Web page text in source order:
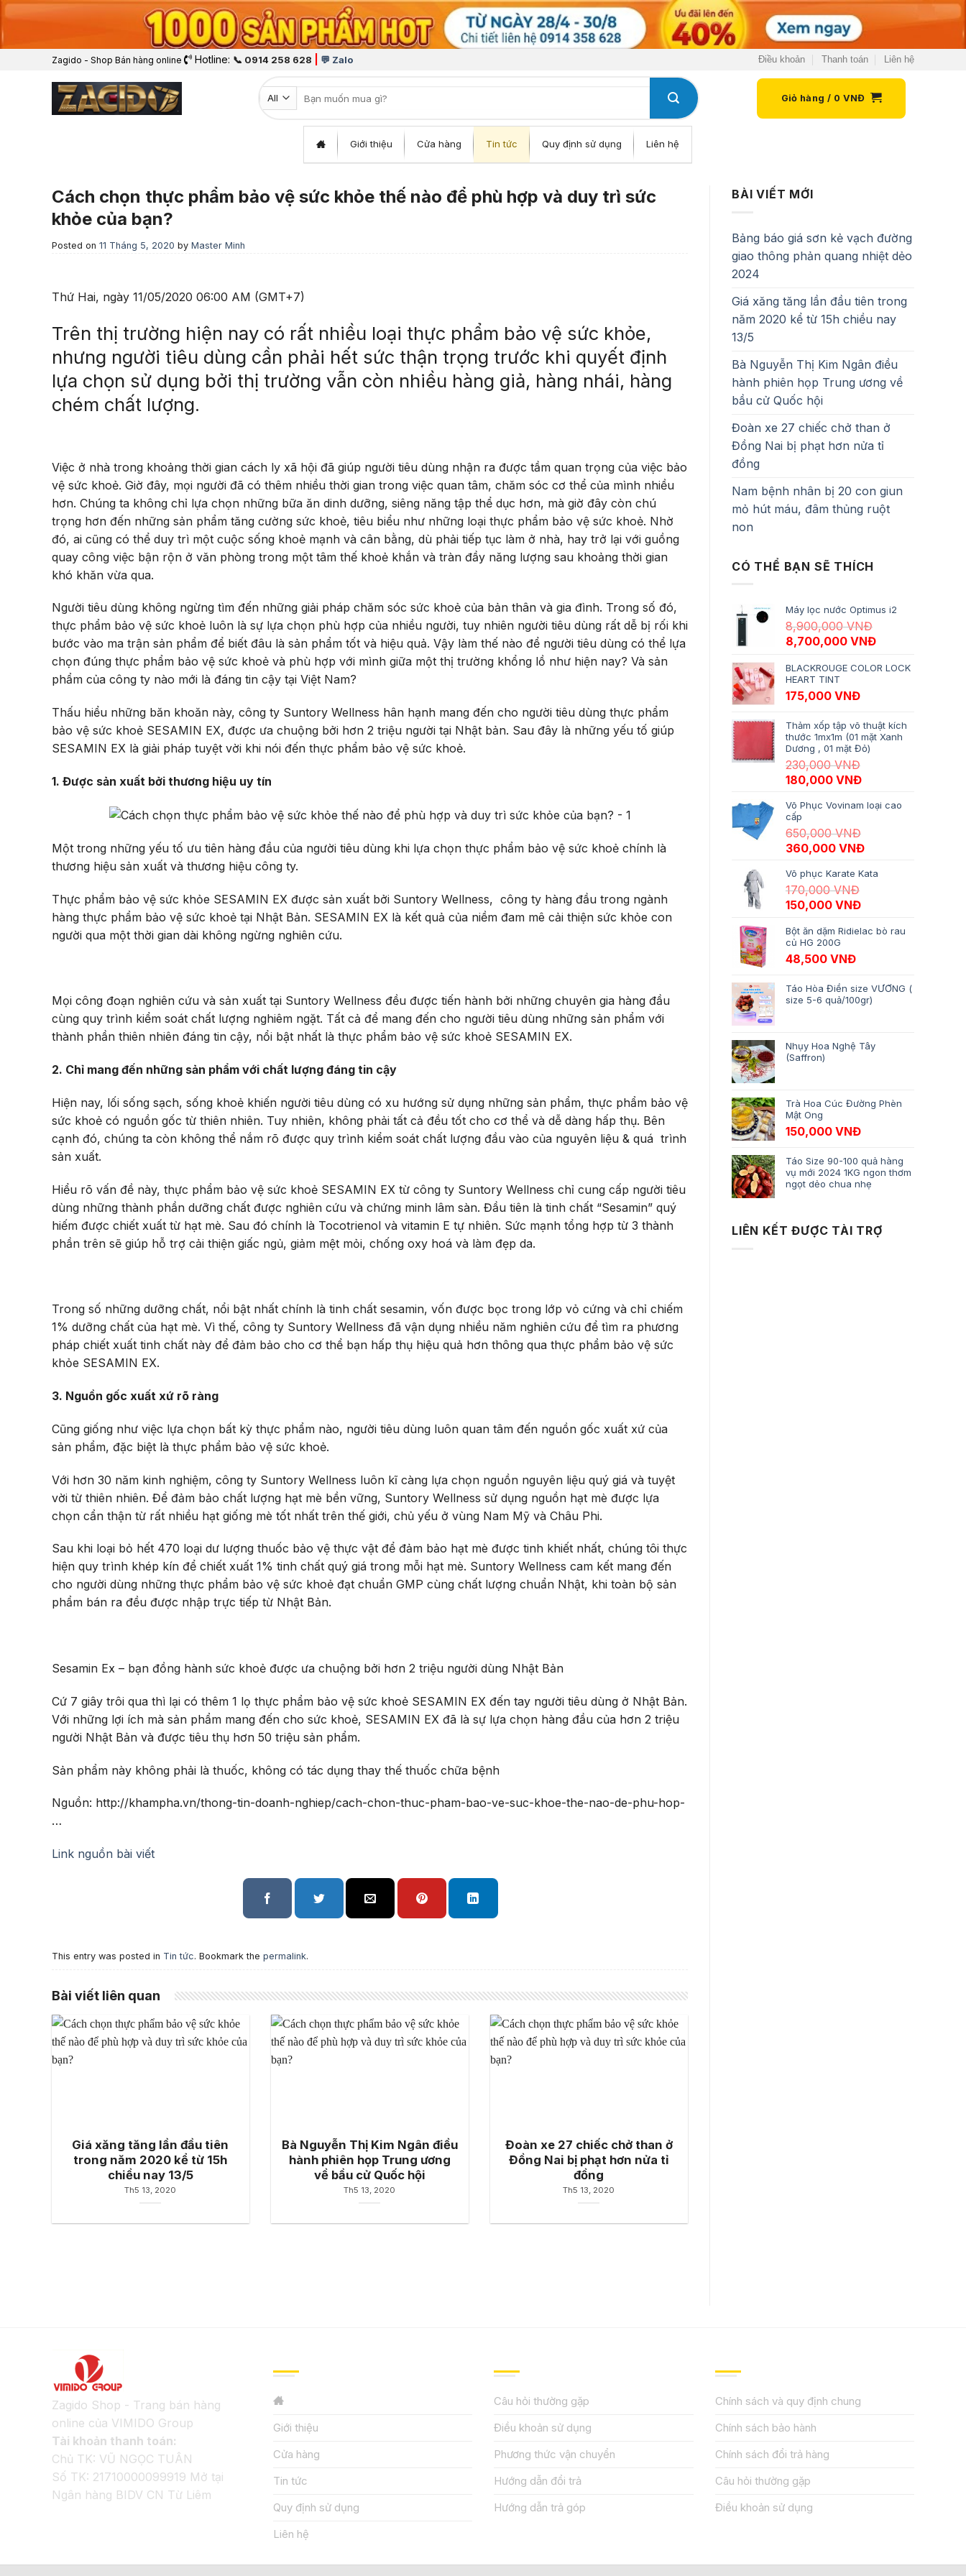
Zagido - Shop Bán hàng online Hotline: 📞 0914 258 628 💬 Zalo Điều khoản Thanh toán Liên hệ
Tìm kiếm:
Giỏ hàng / 0 VNĐ
Giới thiệu Cửa hàng Tin tức Quy định sử dụng Liên hệ
Cách chọn thực phẩm bảo vệ sức khỏe thế nào để phù hợp và duy trì sức
khỏe của bạn?
Posted on 11 Tháng 5, 2020 by Master Minh
Thứ Hai, ngày 11/05/2020 06:00 AM (GMT+7)
Trên thị trường hiện nay có rất nhiều loại thực phẩm bảo vệ sức khỏe,
nhưng người tiêu dùng cần phải hết sức thận trọng trước khi quyết định
lựa chọn sử dụng bởi thị trường vẫn còn nhiều hàng giả, hàng nhái, hàng
chém chất lượng.
Việc ở nhà trong khoảng thời gian cách ly xã hội đã giúp người tiêu dùng nhận ra được tầm quan trọng của việc bảo
vệ sức khoẻ. Giờ đây, mọi người đã có thêm nhiều thời gian trong việc quan tâm, chăm sóc cơ thể của mình nhiều
hơn. Chúng ta không chỉ lựa chọn những bữa ăn dinh dưỡng, siêng năng tập thể dục hơn, mà giờ đây còn chú
trọng hơn đến những sản phẩm tăng cường sức khoẻ, tiêu biểu như những loại thực phẩm bảo vệ sức khoẻ. Nhờ
đó, ai cũng có thể duy trì một cuộc sống khoẻ mạnh và cân bằng, dù phải tiếp tục làm ở nhà, hay trở lại với guồng
quay công việc bận rộn ở văn phòng trong một tâm thế khoẻ khắn và tràn đầy năng lượng sau khoảng thời gian
khó khăn vừa qua.
Người tiêu dùng không ngừng tìm đến những giải pháp chăm sóc sức khoẻ của bản thân và gia đình. Trong số đó,
thực phẩm bảo vệ sức khoẻ luôn là sự lựa chọn phù hợp của nhiều người, tuy nhiên người tiêu dùng rất dễ bị rối khi
bước vào ma trận sản phẩm để biết đâu là sản phẩm tốt và hiệu quả. Vậy làm thế nào để người tiêu dùng có thể lựa
chọn đúng thực phẩm bảo vệ sức khoẻ và phù hợp với mình giữa một thị trường khổng lồ như hiện nay? Và sản
phẩm của công ty nào mới là đáng tin cậy tại Việt Nam?
Thấu hiểu những băn khoăn này, công ty Suntory Wellness hân hạnh mang đến cho người tiêu dùng thực phẩm
bảo vệ sức khoẻ SESAMIN EX, được ưa chuộng bởi hơn 2 triệu người tại Nhật bản. Sau đây là những yếu tố giúp
SESAMIN EX là giải pháp tuyệt vời khi nói đến thực phẩm bảo vệ sức khoẻ.
1. Được sản xuất bởi thương hiệu uy tín
Một trong những yếu tố ưu tiên hàng đầu của người tiêu dùng khi lựa chọn thực phẩm bảo vệ sức khoẻ chính là
thương hiệu sản xuất và thương hiệu công ty.
Thực phẩm bảo vệ sức khỏe SESAMIN EX được sản xuất bởi Suntory Wellness, công ty hàng đầu trong ngành
hàng thực phẩm bảo vệ sức khoẻ tại Nhật Bản. SESAMIN EX là kết quả của niềm đam mê cải thiện sức khỏe con
người qua một thời gian dài không ngừng nghiên cứu.
Mọi công đoạn nghiên cứu và sản xuất tại Suntory Wellness đều được tiến hành bởi những chuyên gia hàng đầu
cùng quy trình kiểm soát chất lượng nghiêm ngặt. Tất cả để mang đến cho người tiêu dùng những sản phẩm với
thành phần thiên nhiên đáng tin cậy, nổi bật nhất là thực phẩm bảo vệ sức khoẻ SESAMIN EX.
2. Chỉ mang đến những sản phẩm với chất lượng đáng tin cậy
Hiện nay, lối sống sạch, sống khoẻ khiến người tiêu dùng có xu hướng sử dụng những sản phẩm, thực phẩm bảo vệ
sức khoẻ có nguồn gốc từ thiên nhiên. Tuy nhiên, không phải tất cả đều tốt cho cơ thể và dễ dàng hấp thụ. Bên
cạnh đó, chúng ta còn không thể nắm rõ được quy trình kiểm soát chất lượng đầu vào của nguyên liệu & quá trình
sản xuất.
Hiểu rõ vấn đề này, thực phẩm bảo vệ sức khoẻ SESAMIN EX từ công ty Suntory Wellness chỉ cung cấp người tiêu
dùng những thành phần dưỡng chất được nghiên cứu và chứng minh lâm sàn. Đầu tiên là tinh chất “Sesamin” quý
hiếm được chiết xuất từ hạt mè. Sau đó chính là Tocotrienol và vitamin E tự nhiên. Sức mạnh tổng hợp từ 3 thành
phần trên sẽ giúp hỗ trợ cải thiện giấc ngủ, giảm mệt mỏi, chống oxy hoá và làm đẹp da.
Trong số những dưỡng chất, nổi bật nhất chính là tinh chất sesamin, vốn được bọc trong lớp vỏ cứng và chỉ chiếm
1% dưỡng chất của hạt mè. Vì thế, công ty Suntory Wellness đã vận dụng nhiều năm nghiên cứu để tìm ra phương
pháp chiết xuất tinh chất này để đảm bảo cho cơ thể bạn hấp thụ hiệu quả hơn thông qua thực phẩm bảo vệ sức
khỏe SESAMIN EX.
3. Nguồn gốc xuất xứ rõ ràng
Cũng giống như việc lựa chọn bất kỳ thực phẩm nào, người tiêu dùng luôn quan tâm đến nguồn gốc xuất xứ của
sản phẩm, đặc biệt là thực phẩm bảo vệ sức khoẻ.
Với hơn 30 năm kinh nghiệm, công ty Suntory Wellness luôn kĩ càng lựa chọn nguồn nguyên liệu quý giá và tuyệt
vời từ thiên nhiên. Để đảm bảo chất lượng hạt mè bền vững, Suntory Wellness sử dụng nguồn hạt mè được lựa
chọn cẩn thận từ rất nhiều hạt giống mè tốt nhất trên thế giới, chủ yếu ở vùng Nam Mỹ và Châu Phi.
Sau khi loại bỏ hết 470 loại dư lượng thuốc bảo vệ thực vật để đảm bảo hạt mè được tinh khiết nhất, chúng tôi thực
hiện quy trình khép kín để chiết xuất 1% tinh chất quý giá trong mỗi hạt mè. Suntory Wellness cam kết mang đến
cho người dùng những thực phẩm bảo vệ sức khoẻ đạt chuẩn GMP cùng chất lượng chuẩn Nhật, khi toàn bộ sản
phẩm bán ra đều được nhập trực tiếp từ Nhật Bản.
Sesamin Ex – bạn đồng hành sức khoẻ được ưa chuộng bởi hơn 2 triệu người dùng Nhật Bản
Cứ 7 giây trôi qua thì lại có thêm 1 lọ thực phẩm bảo vệ sức khoẻ SESAMIN EX đến tay người tiêu dùng ở Nhật Bản.
Với những lợi ích mà sản phẩm mang đến cho sức khoẻ, SESAMIN EX đã là sự lựa chọn hàng đầu của hơn 2 triệu
người Nhật Bản và được tiêu thụ hơn 50 triệu sản phẩm.
Sản phẩm này không phải là thuốc, không có tác dụng thay thế thuốc chữa bệnh
Nguồn: http://khampha.vn/thong-tin-doanh-nghiep/cach-chon-thuc-pham-bao-ve-suc-khoe-the-nao-de-phu-hop-
…
Link nguồn bài viết
This entry was posted in Tin tức. Bookmark the permalink.
Bài viết liên quan
Giá xăng tăng lần đầu tiên
trong năm 2020 kể từ 15h
chiều nay 13/5
Th5 13, 2020
Bà Nguyễn Thị Kim Ngân điều
hành phiên họp Trung ương
về bầu cử Quốc hội
Th5 13, 2020
Đoàn xe 27 chiếc chở than ở
Đồng Nai bị phạt hơn nửa tỉ
đồng
Th5 13, 2020
BÀI VIẾT MỚI
Bảng báo giá sơn kẻ vạch đường
giao thông phản quang nhiệt dẻo
2024
Giá xăng tăng lần đầu tiên trong
năm 2020 kể từ 15h chiều nay
13/5
Bà Nguyễn Thị Kim Ngân điều
hành phiên họp Trung ương về
bầu cử Quốc hội
Đoàn xe 27 chiếc chở than ở
Đồng Nai bị phạt hơn nửa tỉ
đồng
Nam bệnh nhân bị 20 con giun
mỏ hút máu, đâm thủng ruột
non
CÓ THỂ BẠN SẼ THÍCH
Máy lọc nước Optimus i2
8,900,000VNĐ
Giá gốc là: 8,900,000 VNĐ.
8,700,000 VNĐGiá hiện tại là:
BLACKROUGE COLOR LOCK
HEART TINT
175,000 VNĐ
Thảm xốp tập võ thuật kích
thước 1mx1m (01 mặt Xanh
Dương , 01 mặt Đỏ)
230,000VNĐ
Giá gốc là: 230,000 VNĐ.
180,000 VNĐGiá hiện tại là:
Võ Phục Vovinam loại cao
cấp
650,000VNĐ
Giá gốc là: 650,000 VNĐ.
360,000 VNĐGiá hiện tại là:
Võ phục Karate Kata
170,000VNĐ
Giá gốc là: 170,000 VNĐ.
150,000 VNĐGiá hiện tại là:
Bột ăn dặm Ridielac bò rau
củ HG 200G
48,500 VNĐ
Táo Hòa Điền size VƯƠNG (
size 5-6 quả/100gr)
Nhụy Hoa Nghệ Tây
(Saffron)
Trà Hoa Cúc Đường Phèn
Mật Ong
150,000 VNĐ
Táo Size 90-100 quả hàng
vụ mới 2024 1KG ngon thơm
ngọt dẻo chua nhẹ
LIÊN KẾT ĐƯỢC TÀI TRỢ
Zagido Shop - Trang bán hàng
online của VIMIDO Group
Tài khoản thanh toán:
Chủ TK: VŨ NGỌC TUÂN
Số TK: 21710000099919 Mở tại
Ngân hàng BIDV CN Từ Liêm
Giới thiệu
Cửa hàng
Tin tức
Quy định sử dụng
Liên hệ
Câu hỏi thường gặp
Điều khoản sử dụng
Phương thức vận chuyển
Hướng dẫn đổi trả
Hướng dẫn trả góp
Chính sách và quy định chung
Chính sách bảo hành
Chính sách đổi trả hàng
Câu hỏi thường gặp
Điều khoản sử dụng